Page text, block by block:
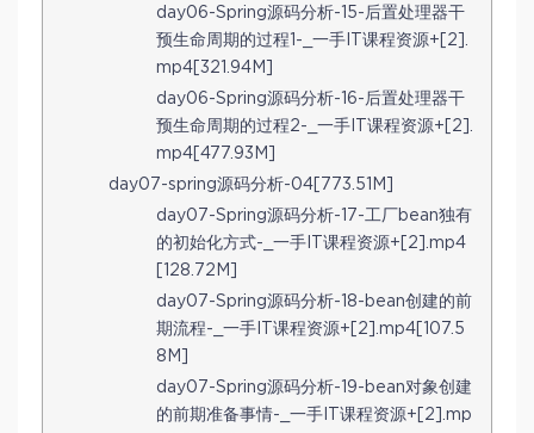
day06-Spring源码分析-15-后置处理器干
预生命周期的过程1-_一手IT课程资源+[2].
mp4[321.94M]
day06-Spring源码分析-16-后置处理器干
预生命周期的过程2-_一手IT课程资源+[2].
mp4[477.93M]
day07-spring源码分析-04[773.51M]
day07-Spring源码分析-17-工厂bean独有
的初始化方式-_一手IT课程资源+[2].mp4
[128.72M]
day07-Spring源码分析-18-bean创建的前
期流程-_一手IT课程资源+[2].mp4[107.5
8M]
day07-Spring源码分析-19-bean对象创建
的前期准备事情-_一手IT课程资源+[2].mp